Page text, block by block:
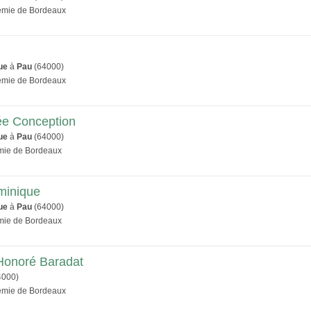
de Bordeaux
à Pau (64000)
de Bordeaux
Conception
à Pau (64000)
de Bordeaux
à Pau (64000)
de Bordeaux
Baradat
de Bordeaux